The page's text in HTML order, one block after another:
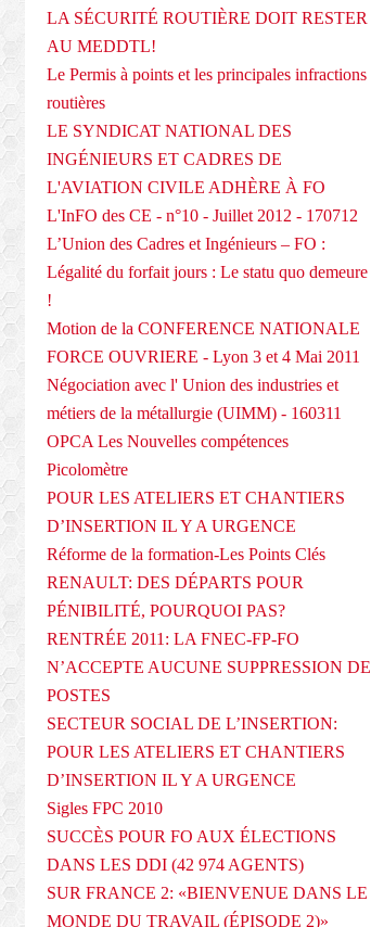
LA SÉCURITÉ ROUTIÈRE DOIT RESTER
AU MEDDTL!
Le Permis à points et les principales infractions
routières
LE SYNDICAT NATIONAL DES
INGÉNIEURS ET CADRES DE
L'AVIATION CIVILE ADHÈRE À FO
L'InFO des CE - n°10 - Juillet 2012 - 170712
L’Union des Cadres et Ingénieurs – FO :
Légalité du forfait jours : Le statu quo demeure
!
Motion de la CONFERENCE NATIONALE
FORCE OUVRIERE - Lyon 3 et 4 Mai 2011
Négociation avec l' Union des industries et
métiers de la métallurgie (UIMM) - 160311
OPCA Les Nouvelles compétences
Picolomètre
POUR LES ATELIERS ET CHANTIERS
D’INSERTION IL Y A URGENCE
Réforme de la formation-Les Points Clés
RENAULT: DES DÉPARTS POUR
PÉNIBILITÉ, POURQUOI PAS?
RENTRÉE 2011: LA FNEC-FP-FO
N’ACCEPTE AUCUNE SUPPRESSION DE
POSTES
SECTEUR SOCIAL DE L’INSERTION:
POUR LES ATELIERS ET CHANTIERS
D’INSERTION IL Y A URGENCE
Sigles FPC 2010
SUCCÈS POUR FO AUX ÉLECTIONS
DANS LES DDI (42 974 AGENTS)
SUR FRANCE 2: «BIENVENUE DANS LE
MONDE DU TRAVAIL (ÉPISODE 2)»